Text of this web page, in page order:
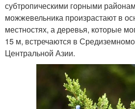
субтропическими горными
можжевельника произрастают в
местностях, а деревья, которые
15 м, встречаются в
Центральной Азии.